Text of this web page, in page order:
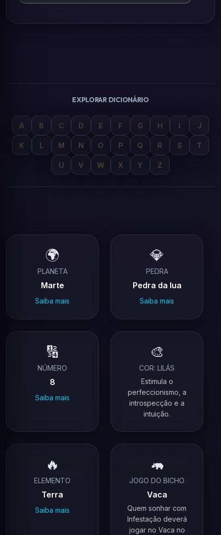
EXPLORAR DICIONÁRIO
A B C D E F G H I J
K L M N O P Q R S T
U V W X Y Z
🌍
PLANETA
Marte
Saiba mais
💎
PEDRA
Pedra da lua
Saiba mais
🔢
NÚMERO
8
Saiba mais
🎨
COR: LILÁS
Estimula o
perfeccionismo, a
introspecção e a
intuição.
🔥
ELEMENTO
Terra
Saiba mais
🦛
JOGO DO BICHO
Vaca
Quem sonhar com
Infestação deverá
jogar no Vaca no